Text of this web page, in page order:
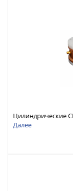
Цилиндрические
Далее